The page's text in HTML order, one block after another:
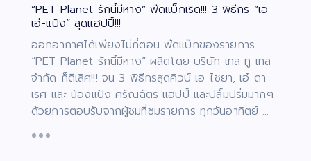
“PET Planet รักนี้มีหาง” ฟีดแบ็กเริด!!! 3 พิธีกร “เอ-
เอ๋-แป้ง” สุดแฮปปี้!!!
ออกอากาศได้เพียงไม่กี่ตอน ฟีดแบ็กของรายการ
“PET Planet รักนี้มีหาง” ผลิตโดย บริษัท เทล ทู เทล
จำกัด ก็ดีเลิศ!!! จน 3 พิธีกรสุดคิวบ์ เอ ไชยา, เอ๋ ดา
เรศ และ น้องแป้ง ศรัณฉัตร แฮปปี้ และปลื้มปริ่มมากๆ
ด้วยการตอบรับจากผู้ชมที่ชมรายการ ทุกวันอาทิตย์ …